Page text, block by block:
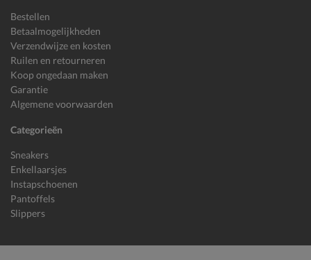
Bestellen
Betaalmogelijkheden
Verzendwijze en kosten
Ruilen en retourneren
Koop ongedaan maken
Garantie
Algemene voorwaarden
Categorieën
Sneakers
Enkellaarsjes
Instapschoenen
Pantoffels
Slippers